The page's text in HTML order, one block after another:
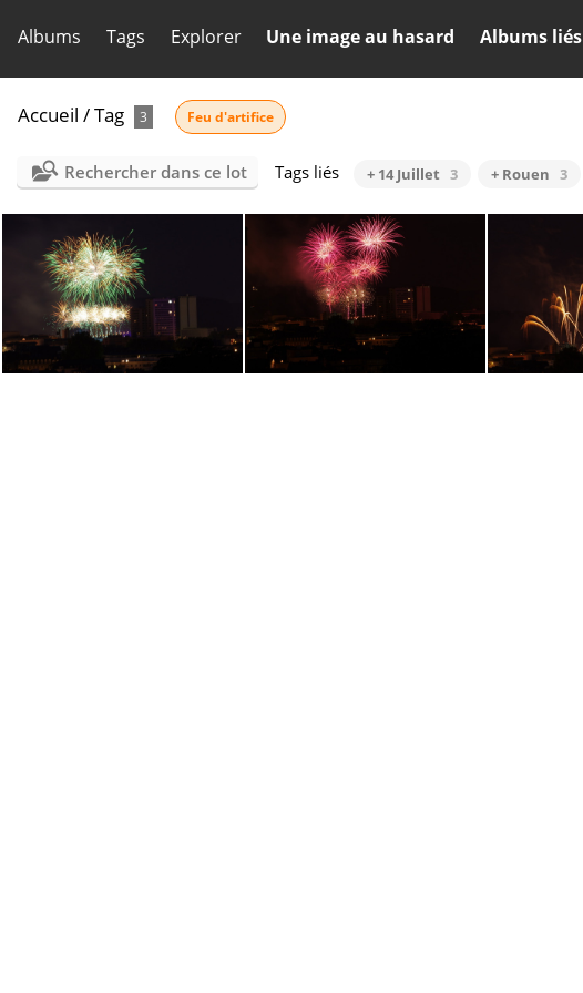
Albums Tags Explorer Une image au hasard Albums liés
Accueil /Tag 3 Feu d'artifice
Rechercher dans ce lot Tags liés + 14 Juillet 3 + Rouen 3